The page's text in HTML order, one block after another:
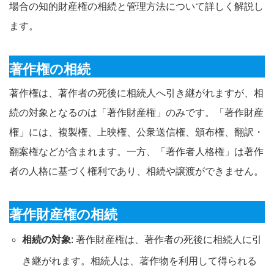
場合の知的財産権の相続と管理方法について詳しく解説し
ます。
著作権の相続
著作権は、著作者の死後に相続人へ引き継がれますが、相
続の対象となるのは「著作財産権」のみです。「著作財産
権」には、複製権、上映権、公衆送信権、頒布権、翻訳・
翻案権などが含まれます。一方、「著作者人格権」は著作
者の人格に基づく権利であり、相続や譲渡ができません。
著作財産権の相続
相続の対象: 著作財産権は、著作者の死後に相続人に引
き継がれます。相続人は、著作物を利用して得られる